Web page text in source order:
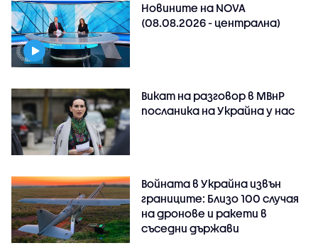
Новините на NOVA
(08.08.2026 - централна)
Викат на разговор в МВнР
посланика на Украйна у нас
Войната в Украйна извън
границите: Близо 100 случая
на дронове и ракети в
съседни държави